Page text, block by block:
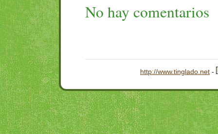
No hay comentarios
http://www.tinglado.net -